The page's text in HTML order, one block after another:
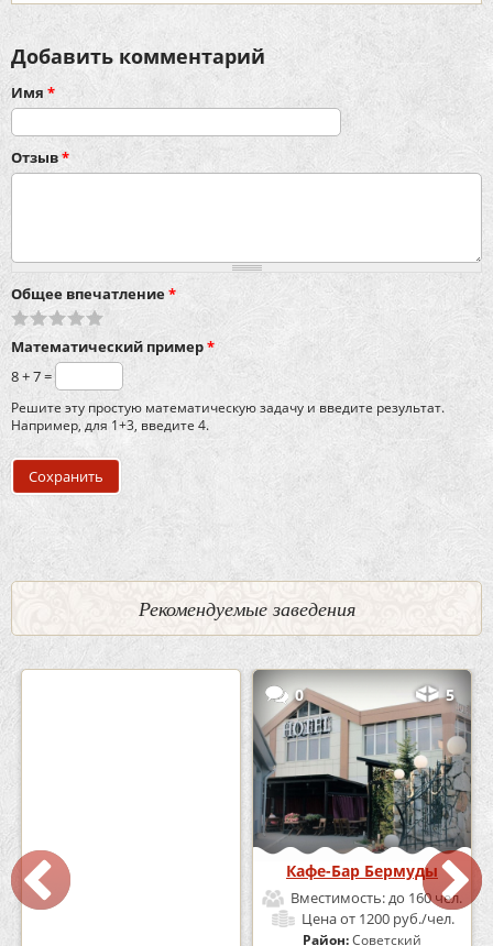
Добавить комментарий
Имя *
Отзыв*
Общее впечатление*
Математический пример*
8 + 7 =
Решите эту простую математическую задачу и введите результат.
Например, для 1+3, введите 4.
Рекомендуемые заведения
Кафе «Шишка»
Вместимость:
0 5
Кафе-Бар Бермуды
Вместимость:до 160 чел.
Ценаот 1200 руб./чел.
Район:Советский